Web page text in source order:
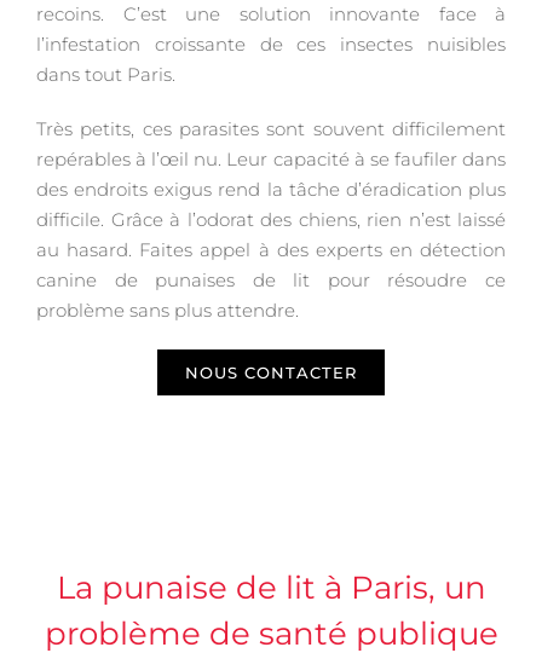
recoins. C’est une solution innovante face à
l’infestation croissante de ces insectes nuisibles
dans tout Paris.
Très petits, ces parasites sont souvent difficilement
repérables à l’œil nu. Leur capacité à se faufiler dans
des endroits exigus rend la tâche d’éradication plus
difficile. Grâce à l’odorat des chiens, rien n’est laissé
au hasard. Faites appel à des experts en détection
canine de punaises de lit pour résoudre ce
problème sans plus attendre.
NOUS CONTACTER
La punaise de lit à Paris, un
problème de santé publique